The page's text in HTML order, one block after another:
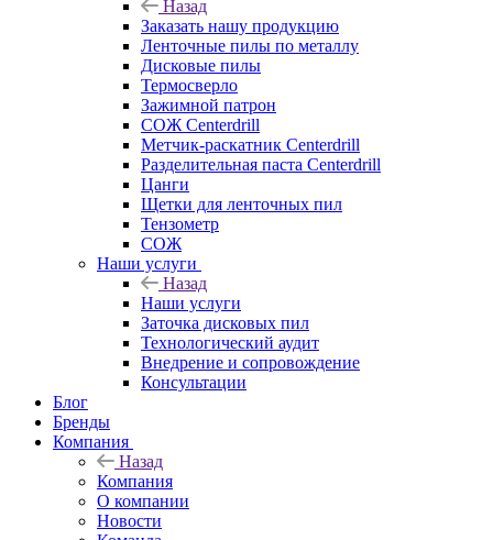
Назад
Заказать нашу продукцию
Ленточные пилы по металлу
Дисковые пилы
Термосверло
Зажимной патрон
СОЖ Centerdrill
Метчик-раскатник Centerdrill
Разделительная паста Centerdrill
Цанги
Щетки для ленточных пил
Тензометр
СОЖ
Наши услуги
Назад
Наши услуги
Заточка дисковых пил
Технологический аудит
Внедрение и сопровождение
Консультации
Блог
Бренды
Компания
Назад
Компания
О компании
Новости